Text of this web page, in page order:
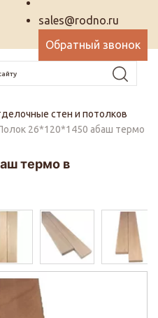
sales@rodno.ru
Обратный звонок
стен и потолков
26*120*1450 абаш термо
термо в